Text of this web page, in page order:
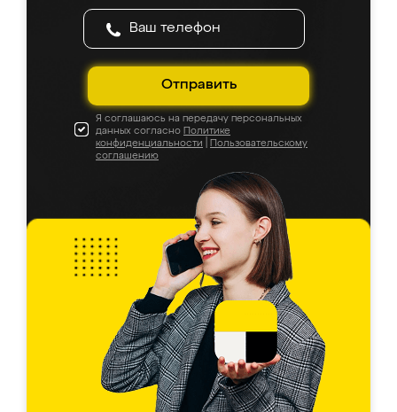
Отправить
Я соглашаюсь на передачу персональных
данных согласно Политике
конфиденциальности
Пользовательскому
соглашению